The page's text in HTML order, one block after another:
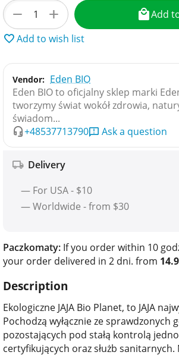
+
−
Add
Add to wish list
Vendor: Eden BIO
Eden BIO to oficjalny sklep marki
tworzymy świat wokół zdrowia,
świadom...
+48537713790
Ask a question
Delivery
— For USA - $10
— Worldwide - from $30
Paczkomaty: If you order within 10
your order delivered in 2 dni. from
Description
Ekologiczne JAJA Bio Planet, to JAJA
Pochodzą wyłącznie ze sprawdzonych
pozostających pod stałą kontrolą
certyfikujących oraz służb sanitarnych.